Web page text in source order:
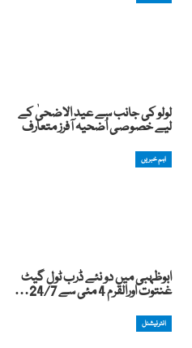
لولو کی جانب سے عید الاضحیٰ کے
لیے خصوصی اُضحیہ آفرز متعارف
اہم خبریں
ابوظہبی میں دو نئے ڈرب ٹول گیٹ
غنتوت اورالقرم 4 مئی سے 24/7…
انٹرنیشنل